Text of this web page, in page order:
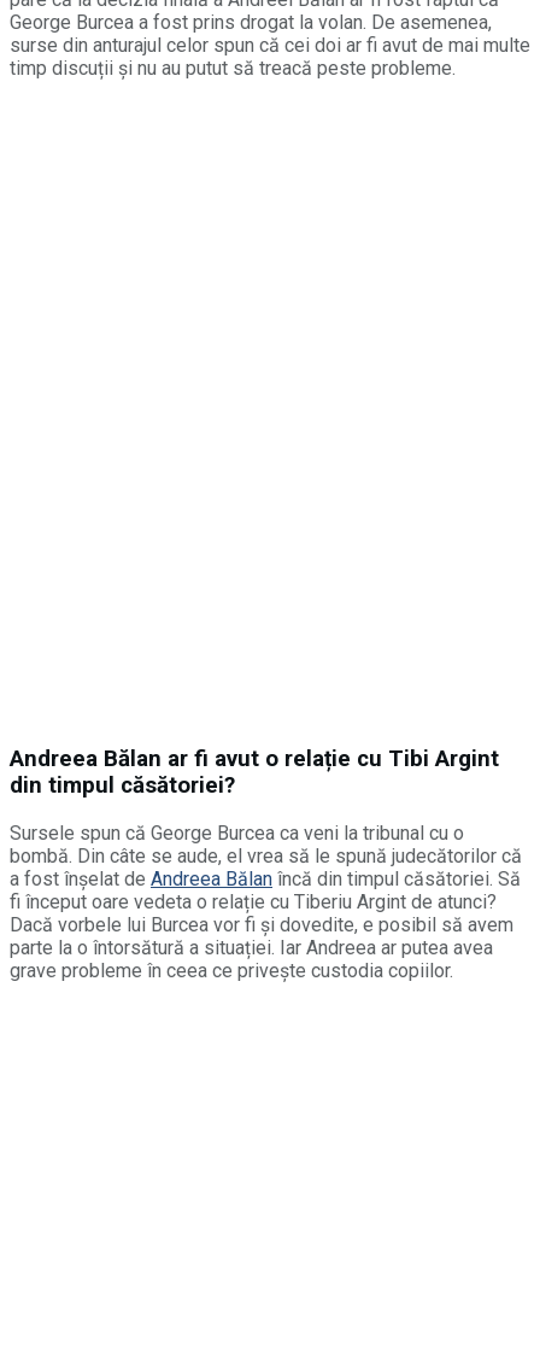
George Burcea a fost prins drogat la volan. De asemenea,
surse din anturajul celor spun că cei doi ar fi avut de mai multe
timp discuții și nu au putut să treacă peste probleme.
Andreea Bălan ar fi avut o relație cu Tibi Argint
din timpul căsătoriei?
Sursele spun că George Burcea ca veni la tribunal cu o
bombă. Din câte se aude, el vrea să le spună judecătorilor că
a fost înșelat de Andreea Bălan încă din timpul căsătoriei. Să
fi început oare vedeta o relație cu Tiberiu Argint de atunci?
Dacă vorbele lui Burcea vor fi și dovedite, e posibil să avem
parte la o întorsătură a situației. Iar Andreea ar putea avea
grave probleme în ceea ce privește custodia copiilor.